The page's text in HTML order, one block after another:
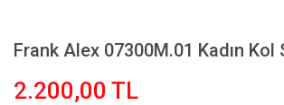
Frank Alex 07300M.01 Kadın Kol
2.200,00 TL